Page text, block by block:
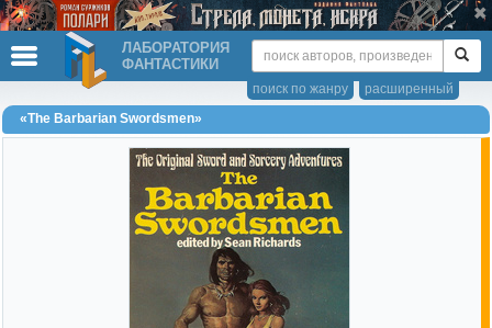
ЛАБОРАТОРИЯ
ФАНТАСТИКИ
расширенный
поиск по жанру
«The Barbarian Swordsmen»